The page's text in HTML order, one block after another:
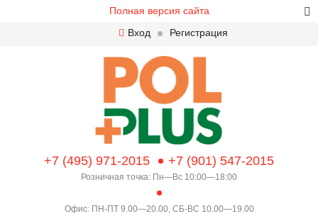
Полная версия сайта
Вход
Регистрация
+7 (495) 971-2015 +7 (901) 547-2015
Розничная точка: Пн—Вс 10:00—18:00
Офис: ПН-ПТ 9.00—20.00, СБ-ВС 10.00—19.00